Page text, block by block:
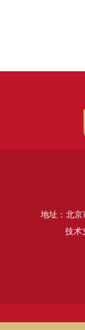
地址：北
技术